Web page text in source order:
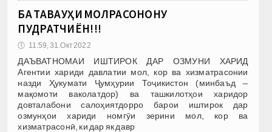
БА ТАВАҶҶУҲИ МОЛРАСОНОНУ
ПУДРАТЧИЁН!!!
🕔 11:59, 31.Окт 2022
ДАЪВАТНОМАИ ИШТИРОК ДАР ОЗМУНИ ХАРИД
Агентии хариди давлатии мол, кор ва хизматрасонии
назди Ҳукумати Ҷумҳурии Тоҷикистон (минбаъд –
мақомоти ваколатдор) ва ташкилотҳои харидор
довталабони салоҳиятдорро барои иштирок дар
озмунҳои хариди номгӯи зерини мол, кор ва
хизматрасонӣ, ки дар як давр